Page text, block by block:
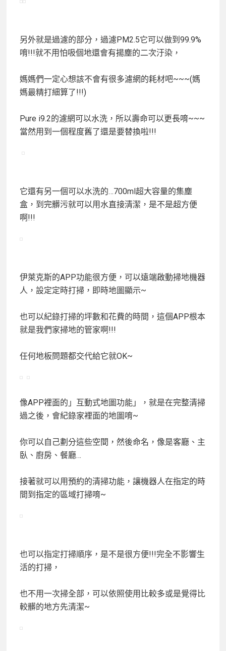
另外就是過濾的部分，過濾PM2.5它可以做到99.9%
唷!!!就不用怕吸個地還會有揚塵的二次汙染，
媽媽們一定心想該不會有很多濾網的耗材吧~~~(媽
媽最精打細算了!!!)
Pure i9.2的濾網可以水洗，所以壽命可以更長唷~~~
當然用到一個程度舊了還是要替換啦!!!
它還有另一個可以水洗的…700ml超大容量的集塵
盒，到完髒污就可以用水直接清潔，是不是超方便
啊!!!
伊萊克斯的APP功能很方便，可以遠端啟動掃地機器
人， 設定定時打掃，即時地圖顯示~
也可以紀錄打掃的坪數和花費的時間， 這個APP根本
就是我們家掃地的管家啊!!!
任何地板問題都交代給它就OK~
像APP裡面的」互動式地圖功能」，就是在完整清掃
過之後，會紀錄家裡面的地圖唷~
你可以自己劃分這些空間，然後命名，像是客廳、主
臥、廚房、餐廳…
接著就可以用預約的清掃功能，讓機器人在指定的時
間到指定的區域打掃唷~
也可以指定打掃順序，是不是很方便!!!完全不影響生
活的打掃，
也不用一次掃全部，可以依照使用比較多或是覺得比
較髒的地方先清潔~